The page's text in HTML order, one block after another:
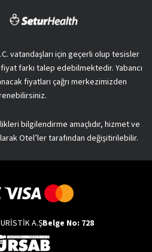
vatandaşları için geçerli olup tesisler
farkı talep edebilmektedir. Yabancı
fiyatları çağrı merkezimizden
bilgilendirme amaçlıdır, hizmet ve
Otel’ler tarafından değişitirilebilir.
A.ŞBelge No: 728